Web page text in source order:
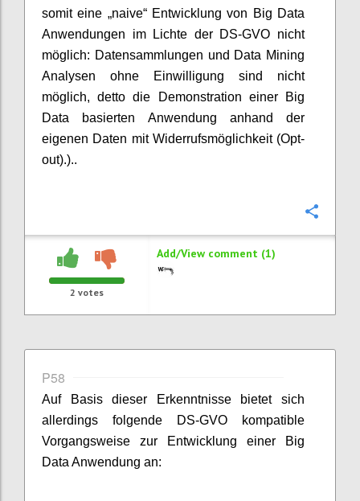
somit eine „naive“ Entwicklung von Big Data
Anwendungen im Lichte der DS-GVO nicht
möglich: Datensammlungen und Data Mining
Analysen ohne Einwilligung sind nicht
möglich, detto die Demonstration einer Big
Data basierten Anwendung anhand der
eigenen Daten mit Widerrufsmöglichkeit (Opt-
out).)..
2 votes
Add/View comment (1)
P58
Auf Basis dieser Erkenntnisse bietet sich
allerdings folgende DS-GVO kompatible
Vorgangsweise zur Entwicklung einer Big
Data Anwendung an: